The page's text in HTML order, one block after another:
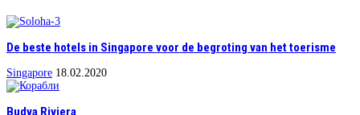
De beste hotels in Singapore voor de begroting van het toerisme
Singapore 18.02.2020
Budva Riviera